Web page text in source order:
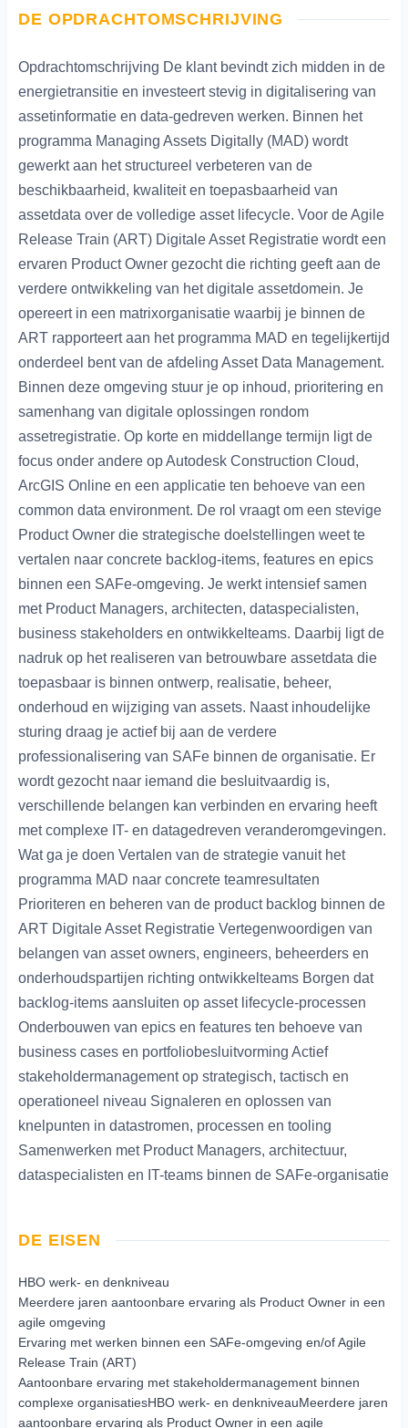
DE OPDRACHTOMSCHRIJVING
Opdrachtomschrijving De klant bevindt zich midden in de
energietransitie en investeert stevig in digitalisering van
assetinformatie en data-gedreven werken. Binnen het
programma Managing Assets Digitally (MAD) wordt
gewerkt aan het structureel verbeteren van de
beschikbaarheid, kwaliteit en toepasbaarheid van
assetdata over de volledige asset lifecycle. Voor de Agile
Release Train (ART) Digitale Asset Registratie wordt een
ervaren Product Owner gezocht die richting geeft aan de
verdere ontwikkeling van het digitale assetdomein. Je
opereert in een matrixorganisatie waarbij je binnen de
ART rapporteert aan het programma MAD en tegelijkertijd
onderdeel bent van de afdeling Asset Data Management.
Binnen deze omgeving stuur je op inhoud, prioritering en
samenhang van digitale oplossingen rondom
assetregistratie. Op korte en middellange termijn ligt de
focus onder andere op Autodesk Construction Cloud,
ArcGIS Online en een applicatie ten behoeve van een
common data environment. De rol vraagt om een stevige
Product Owner die strategische doelstellingen weet te
vertalen naar concrete backlog-items, features en epics
binnen een SAFe-omgeving. Je werkt intensief samen
met Product Managers, architecten, dataspecialisten,
business stakeholders en ontwikkelteams. Daarbij ligt de
nadruk op het realiseren van betrouwbare assetdata die
toepasbaar is binnen ontwerp, realisatie, beheer,
onderhoud en wijziging van assets. Naast inhoudelijke
sturing draag je actief bij aan de verdere
professionalisering van SAFe binnen de organisatie. Er
wordt gezocht naar iemand die besluitvaardig is,
verschillende belangen kan verbinden en ervaring heeft
met complexe IT- en datagedreven veranderomgevingen.
Wat ga je doen Vertalen van de strategie vanuit het
programma MAD naar concrete teamresultaten
Prioriteren en beheren van de product backlog binnen de
ART Digitale Asset Registratie Vertegenwoordigen van
belangen van asset owners, engineers, beheerders en
onderhoudspartijen richting ontwikkelteams Borgen dat
backlog-items aansluiten op asset lifecycle-processen
Onderbouwen van epics en features ten behoeve van
business cases en portfoliobesluitvorming Actief
stakeholdermanagement op strategisch, tactisch en
operationeel niveau Signaleren en oplossen van
knelpunten in datastromen, processen en tooling
Samenwerken met Product Managers, architectuur,
dataspecialisten en IT-teams binnen de SAFe-organisatie
DE EISEN
HBO werk- en denkniveau
Meerdere jaren aantoonbare ervaring als Product Owner in een
agile omgeving
Ervaring met werken binnen een SAFe-omgeving en/of Agile
Release Train (ART)
Aantoonbare ervaring met stakeholdermanagement binnen
complexe organisatiesHBO werk- en denkniveauMeerdere jaren
aantoonbare ervaring als Product Owner in een agile